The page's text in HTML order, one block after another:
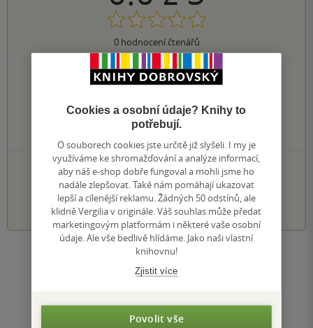
0hodnocení čtenářů
0×
5 hvězdiček
0×
3 hvězdičky
0×
2 hvězdičky
PŘIDEJTE SVÉ HODNOCENÍ KNIHY
1 2 3 4 5
Zobrazit všechna hodnocení
Cookies a osobní údaje? Knihy to
potřebují.
O souborech cookies jste určitě již slyšeli. I my je
využíváme ke shromažďování a analýze informací,
aby náš e-shop dobře fungoval a mohli jsme ho
nadále zlepšovat. Také nám pomáhají ukazovat
lepší a cílenější reklamu. Žádných 50 odstínů, ale
klidně Vergilia v originále. Váš souhlas může předat
marketingovým platformám i některé vaše osobní
údaje. Ale vše bedlivě hlídáme. Jako naši vlastní
knihovnu!
Zjistit více
Povolit vše